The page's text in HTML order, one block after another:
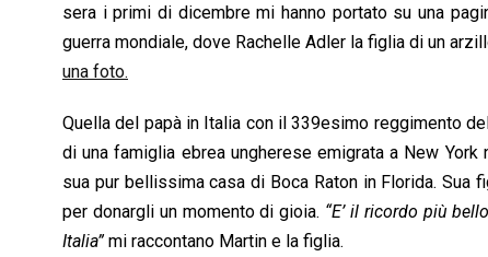
sera i primi di dicembre mi hanno portato su una
guerra mondiale, dove Rachelle Adler la figlia di un
una foto.
Quella del papà in Italia con il 339esimo reggimento
di una famiglia ebrea ungherese emigrata a New
sua pur bellissima casa di Boca Raton in Florida. Sua
per donargli un momento di gioia. “E’ il ricordo più
Italia”mi raccontano Martin e la figlia.